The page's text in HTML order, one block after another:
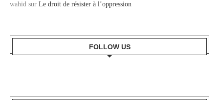
wahid sur Le droit de résister à l’oppression
FOLLOW US